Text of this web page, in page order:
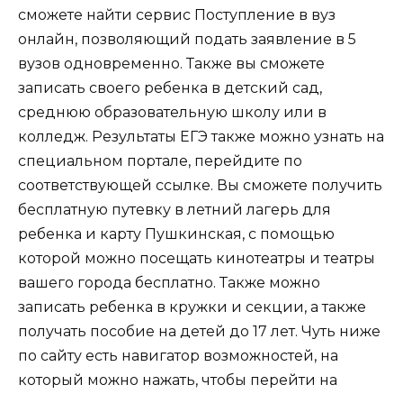
сможете найти сервис Поступление в вуз
онлайн, позволяющий подать заявление в 5
вузов одновременно. Также вы сможете
записать своего ребенка в детский сад,
среднюю образовательную школу или в
колледж. Результаты ЕГЭ также можно узнать на
специальном портале, перейдите по
соответствующей ссылке. Вы сможете получить
бесплатную путевку в летний лагерь для
ребенка и карту Пушкинская, с помощью
которой можно посещать кинотеатры и театры
вашего города бесплатно. Также можно
записать ребенка в кружки и секции, а также
получать пособие на детей до 17 лет. Чуть ниже
по сайту есть навигатор возможностей, на
который можно нажать, чтобы перейти на